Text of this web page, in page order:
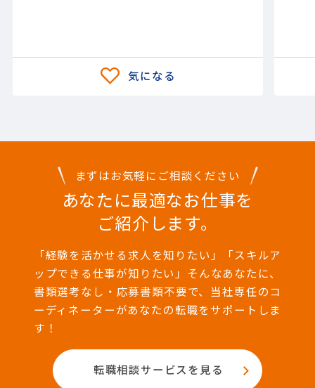
まずはお気軽にご相談ください
あなたに最適なお仕事を
ご紹介します。
「経験を活かせる求人を知りたい」「スキルア
ップできる仕事が知りたい」そんなあなたに、
書類選考なし・応募書類不要で、当社専任のコ
ーディネーターがあなたの転職をサポートしま
す！
転職相談サービスを見る